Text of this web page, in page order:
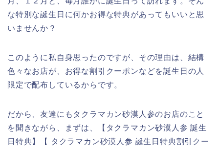
な特別な誕生日に何かお得な特典があってもいいと思
いませんか？
このように私自身思ったのですが、その理由は、結構
色々なお店が、お得な割引クーポンなどを誕生日の人
限定で配布しているからです。
だから、友達にもタクラマカン砂漠人参のお店のこと
を聞きながら、まずは、【タクラマカン砂漠人参 誕生
日特典】【 タクラマカン砂漠人参 誕生日特典割引クー